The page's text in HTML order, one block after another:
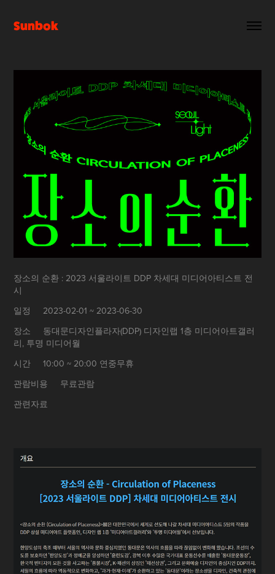
Sunbok
장소의 순환 : 2023 서울라이트 DDP 차세대 미디어아티스트 전
시
일정 2023-02-01 ~ 2023-06-30
장소 동대문디자인플라자(DDP) 디자인랩 1층 미디어아트갤러
리, 투명 미디어월
시간 10:00 ~ 20:00 연중무휴
관람비용 무료관람
관련자료